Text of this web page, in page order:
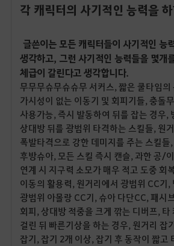
각 캐릭터의 사기적인 능력을
글쓴이는 모든 캐릭터들이 사기적인 능
생각하고, 그런 사기적인 능력들을 몇개
체급이 갈린다고 생각합니다.
무무무슈무슈슈무 서커스, 짧은 쿨타임의
가시성이 없는 이동기 및 회피기들, 충돌
사용가능, 즉시 발동하여 뒤를 잡는 경우,
상대방 뒤를 광범위 타격하는 스킬들, 원
폭발타격으로 강한 데미지를 주는 스킬들
후방슈아, 모든 스킬 즉시 캔슬, 과한 공/
연계 시 지구력 소모가 매우 적고 도중 회
이동의 활용력, 원거리에서 광범위 CC기,
광범위 아몰랑 CC기, 슈아 다단CC, 패시
회피, 상대방 적중을 크게 깎는 디버프, 타
걸린 뒤 빠른기상을 하는 경우, 원거리 잡
잡기, 잡기 2개 이상, 잡기 후 동작이 짧고